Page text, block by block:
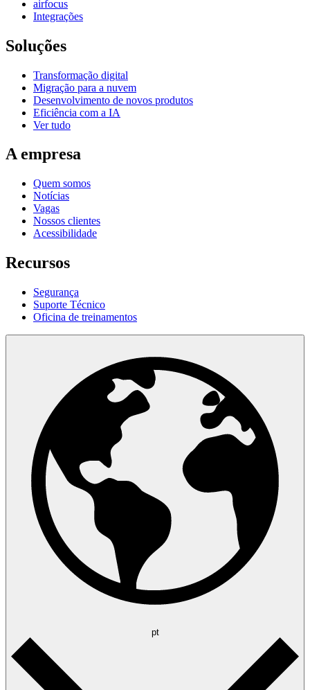
airfocus
Integrações
Soluções
Transformação digital
Migração para a nuvem
Desenvolvimento de novos produtos
Eficiência com a IA
Ver tudo
A empresa
Quem somos
Notícias
Vagas
Nossos clientes
Acessibilidade
Recursos
Segurança
Suporte Técnico
Oficina de treinamentos
pt